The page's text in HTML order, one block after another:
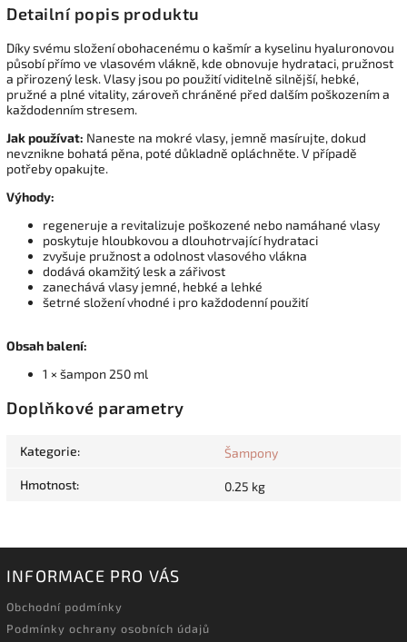
Detailní popis produktu
Díky svému složení obohacenému o kašmír a kyselinu hyaluronovou
působí přímo ve vlasovém vlákně, kde obnovuje hydrataci, pružnost
a přirozený lesk. Vlasy jsou po použití viditelně silnější, hebké,
pružné a plné vitality, zároveň chráněné před dalším poškozením a
každodenním stresem.
Jak používat: Naneste na mokré vlasy, jemně masírujte, dokud
nevznikne bohatá pěna, poté důkladně opláchněte. V případě
potřeby opakujte.
Výhody:
regeneruje a revitalizuje poškozené nebo namáhané vlasy
poskytuje hloubkovou a dlouhotrvající hydrataci
zvyšuje pružnost a odolnost vlasového vlákna
dodává okamžitý lesk a zářivost
zanechává vlasy jemné, hebké a lehké
šetrné složení vhodné i pro každodenní použití
Obsah balení:
1 × šampon 250 ml
Doplňkové parametry
Kategorie: Šampony
Hmotnost: 0.25 kg
INFORMACE PRO VÁS
Obchodní podmínky
Podmínky ochrany osobních údajů